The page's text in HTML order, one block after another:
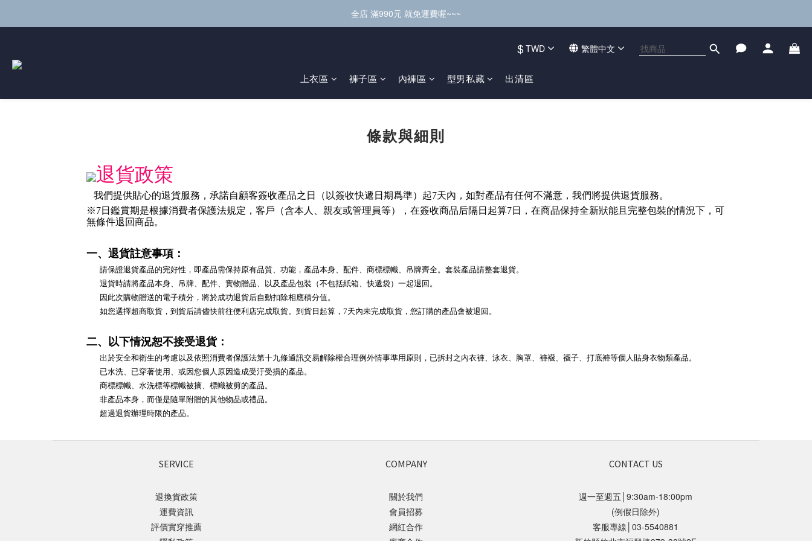
全店 滿990元 就免運費喔~~~
$TWD 繁體中文
上衣區 褲子區 內褲區 型男私藏 出清區
條款與細則
退貨政策
我們提供貼心的退貨服務，承諾自顧客簽收產品之日（以簽收快遞日期爲準）起7天內，如對產品有任何不滿意，我們將提供退貨服務。
※7日鑑賞期是根據消費者保護法規定，客戶（含本人、親友或管理員等），在簽收商品后隔日起算7日，在商品保持全新狀能且完整包裝的情況下，可
無條件退回商品。
一、退貨註意事項：
請保證退貨產品的完好性，即產品需保持原有品質、功能，產品本身、配件、商標標幟、吊牌齊全。套裝產品請整套退貨。
退貨時請將產品本身、吊牌、配件、實物贈品、以及產品包裝（不包括紙箱、快遞袋）一起退回。
因此次購物贈送的電子積分，將於成功退貨后自動扣除相應積分值。
如您選擇超商取貨，到貨后請儘快前往便利店完成取貨。到貨日起算，7天內未完成取貨，您訂購的產品會被退回。
二、以下情況恕不接受退貨：
出於安全和衛生的考慮以及依照消費者保護法第十九條通訊交易解除權合理例外情事準用原則，已拆封之內衣褲、泳衣、胸罩、褲襪、襪子、打底褲等個人貼身衣物類產品。
已水洗、已穿著使用、或因您個人原因造成受汙受損的產品。
商標標幟、水洗標等標幟被摘、標幟被剪的產品。
非產品本身，而僅是隨單附贈的其他物品或禮品。
超過退貨辦理時限的產品。
SERVICE
退換貨政策
運費資訊
評價實穿推薦
COMPANY
關於我們
會員招募
網紅合作
CONTACT US
週一至週五│9:30am-18:00pm
(例假日除外)
客服專線│03-5540881